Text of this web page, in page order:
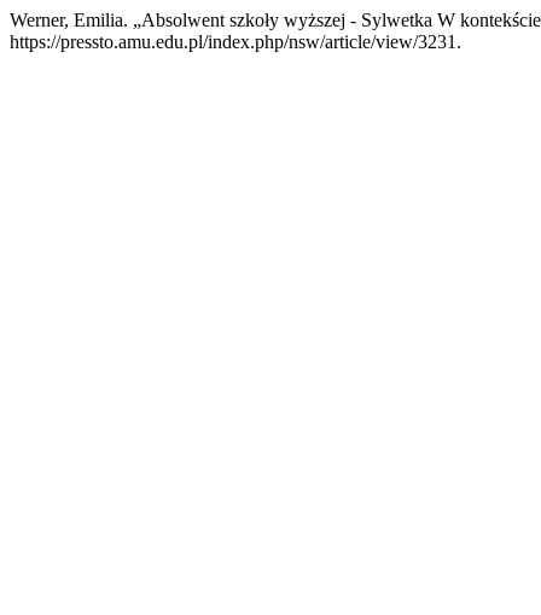
Werner, Emilia. „Absolwent szkoły wyższej - Sylwetka W
https://pressto.amu.edu.pl/index.php/nsw/article/view/3231.